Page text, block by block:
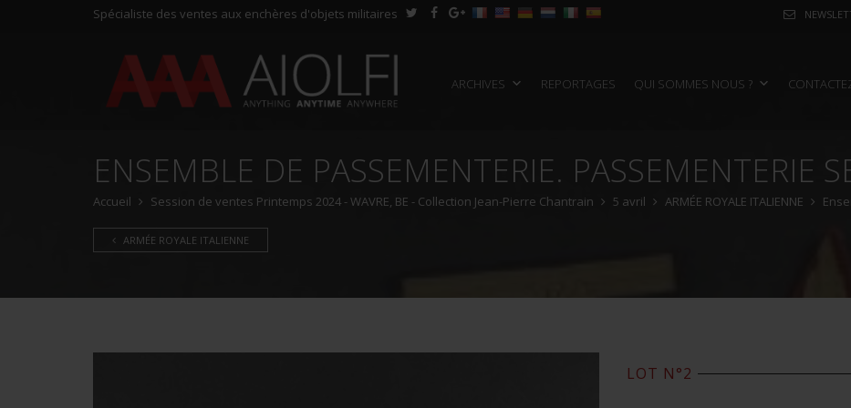
Spécialiste des ventes aux enchères d'objets militaires
ARCHIVES REPORTAGES QUI SOMMES NOUS ?
ENSEMBLE DE PASSEMENTERIE. PASSEMENTERIE
Accueil Session de ventes Printemps 2024 - WAVRE, BE - Collection Jean-Pierre Chantrain 5 avril ARMÉE ROYALE ITALIENNE
ARMÉE ROYALE ITALIENNE
LOT N°2